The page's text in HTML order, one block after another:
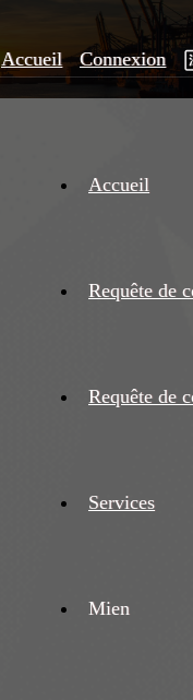
Accueil Connexion
Accueil
Requête de
Requête de
Services
Mien